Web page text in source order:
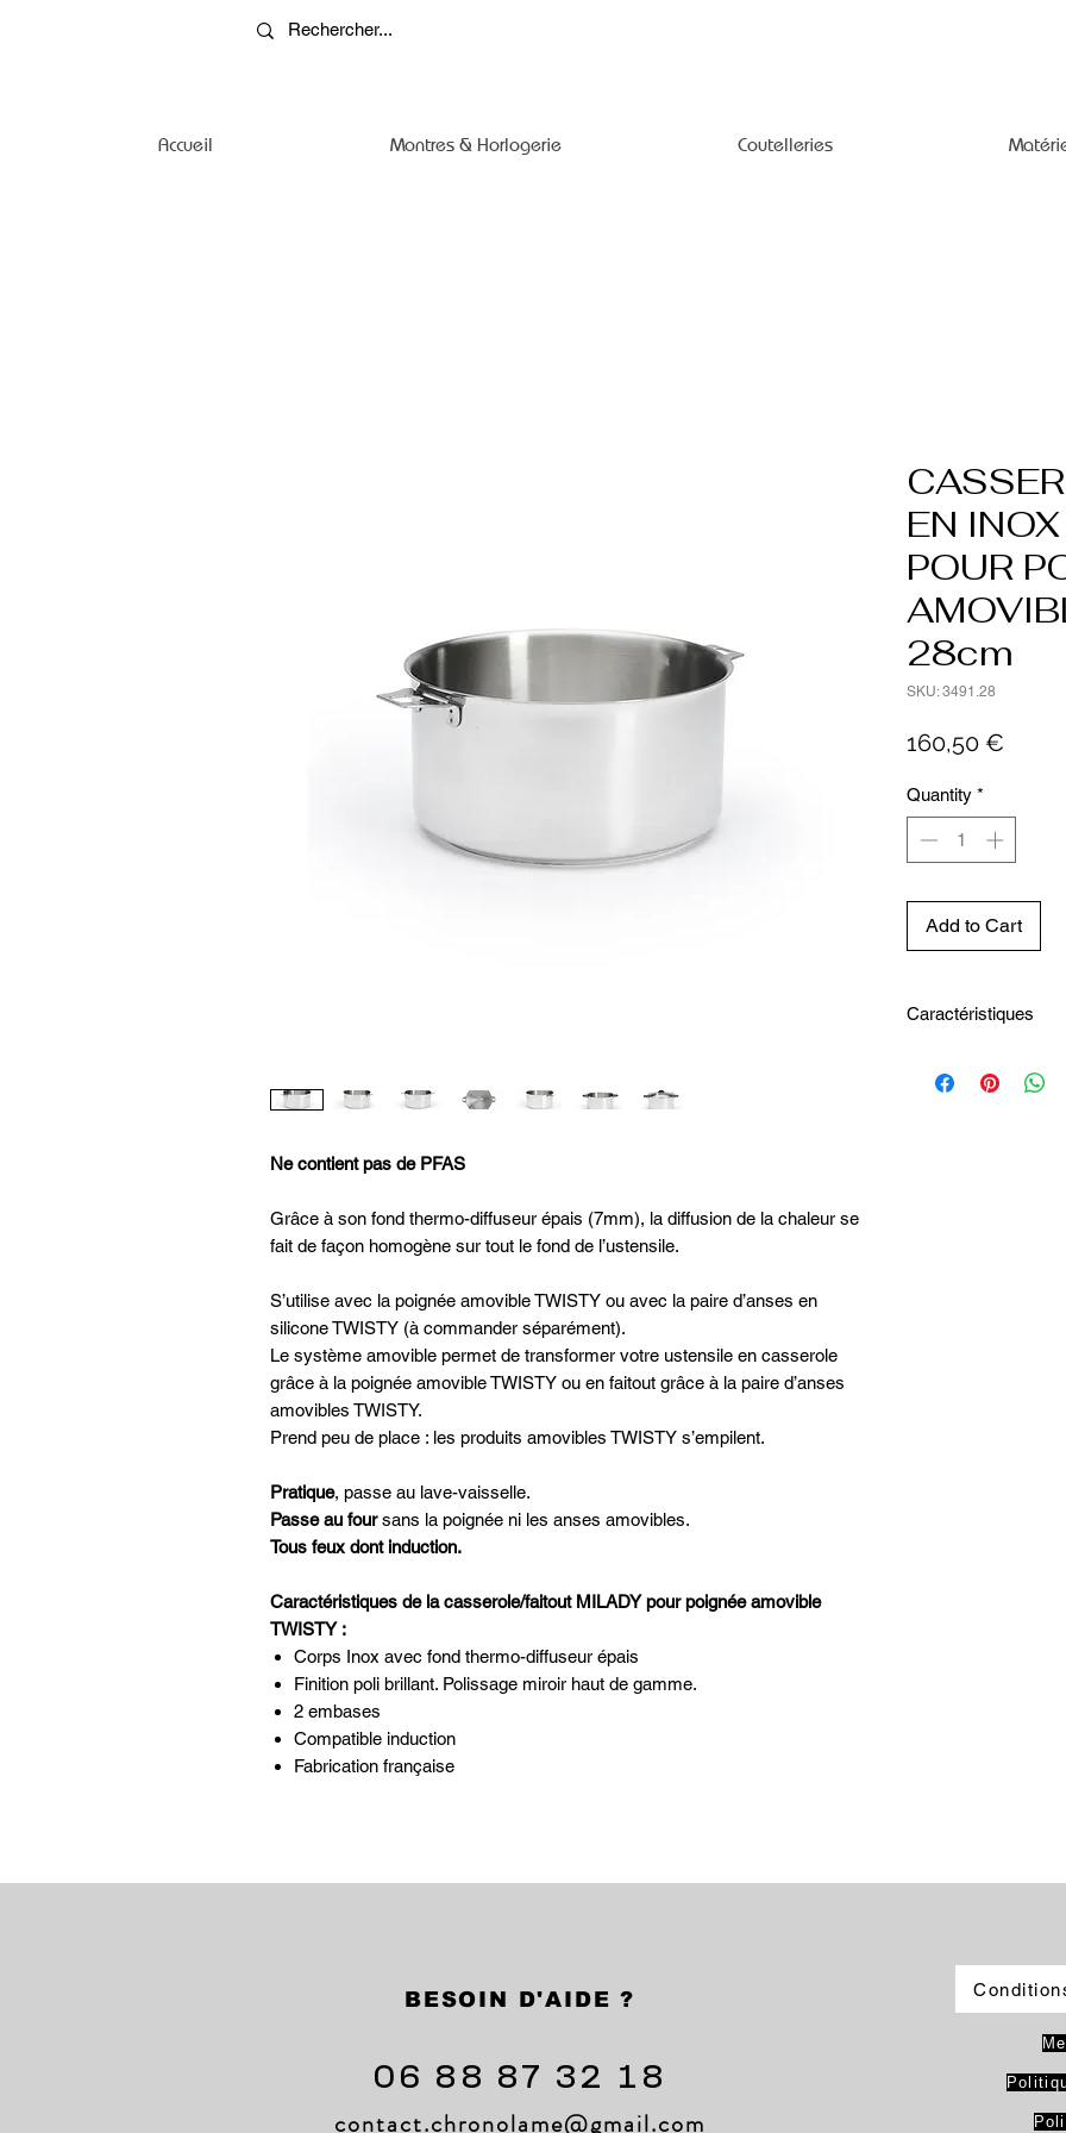
Accueil Montres & Horlogerie Coutelleries
Ne contient pas de PFAS
Grâce à son fond thermo-diffuseur épais (7mm), la diffusion de la chaleur se
fait de façon homogène sur tout le fond de l’ustensile.
S’utilise avec la poignée amovible TWISTY ou avec la paire d’anses en
silicone TWISTY (à commander séparément).
Le système amovible permet de transformer votre ustensile en casserole
grâce à la poignée amovible TWISTY ou en faitout grâce à la paire d’anses
amovibles TWISTY.
Prend peu de place : les produits amovibles TWISTY s’empilent.
Pratique, passe au lave-vaisselle.
Passe au foursans la poignée ni les anses amovibles.
Tous feux dont induction.
Caractéristiques de la casserole/faitout MILADY pour poignée amovible
TWISTY :
Corps Inox avec fond thermo-diffuseur épais
Finition poli brillant. Polissage miroir haut de gamme.
2 embases
Compatible induction
Fabrication française
EN
POUR
28cm
SKU: 3491.28
160,50 €
Quantity *
Add to Cart
Caractéristiques
Hauteur
BESOIN D'AIDE ?
06 88 87 32 18
contact.chronolame@gmail.com